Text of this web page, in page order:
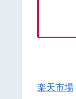
楽天市場